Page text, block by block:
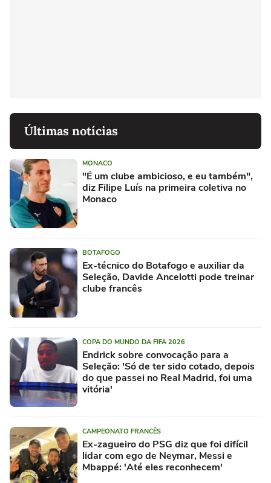
Últimas notícias
MONACO
"É um clube ambicioso, e eu também",
diz Filipe Luís na primeira coletiva no
Monaco
BOTAFOGO
Ex-técnico do Botafogo e auxiliar da
Seleção, Davide Ancelotti pode treinar
clube francês
COPA DO MUNDO DA FIFA 2026
Endrick sobre convocação para a
Seleção: 'Só de ter sido cotado, depois
do que passei no Real Madrid, foi uma
vitória'
CAMPEONATO FRANCÊS
Ex-zagueiro do PSG diz que foi difícil
lidar com ego de Neymar, Messi e
Mbappé: 'Até eles reconhecem'